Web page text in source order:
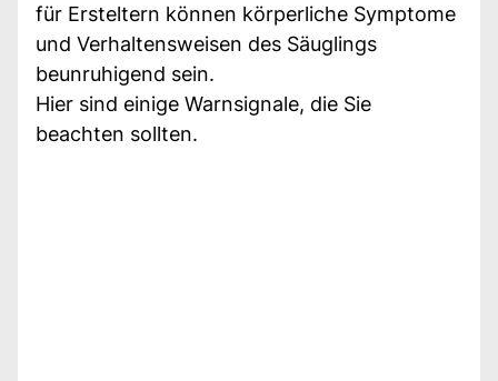
für Ersteltern können körperliche Symptome
und Verhaltensweisen des Säuglings
beunruhigend sein.
Hier sind einige Warnsignale, die Sie
beachten sollten.